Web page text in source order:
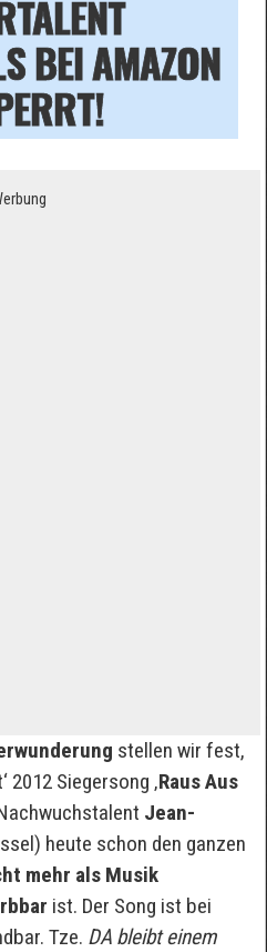
BEI AMAZON
stellen wir fest,
2012 Siegersong ‚Raus Aus
Jean-
heute schon den ganzen
mehr als Musik
ist. Der Song ist bei
Tze. DA bleibt einem